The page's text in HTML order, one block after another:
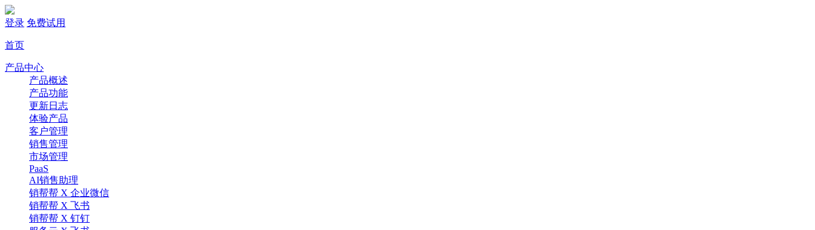
登录 免费试用
首页
产品中心
产品概述
产品功能
更新日志
体验产品
客户管理
销售管理
市场管理
PaaS
AI销售助理
销帮帮 X 企业微信
销帮帮 X 飞书
销帮帮 X 钉钉